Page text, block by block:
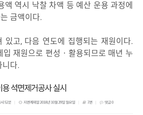
액 역시 낙찰 차액 등 예산 운용 과정에
금액이다.
있고, 다음 연도에 집행되는 재원이다.
입 재원으로 편성‧활용되므로 매년 누
니다.